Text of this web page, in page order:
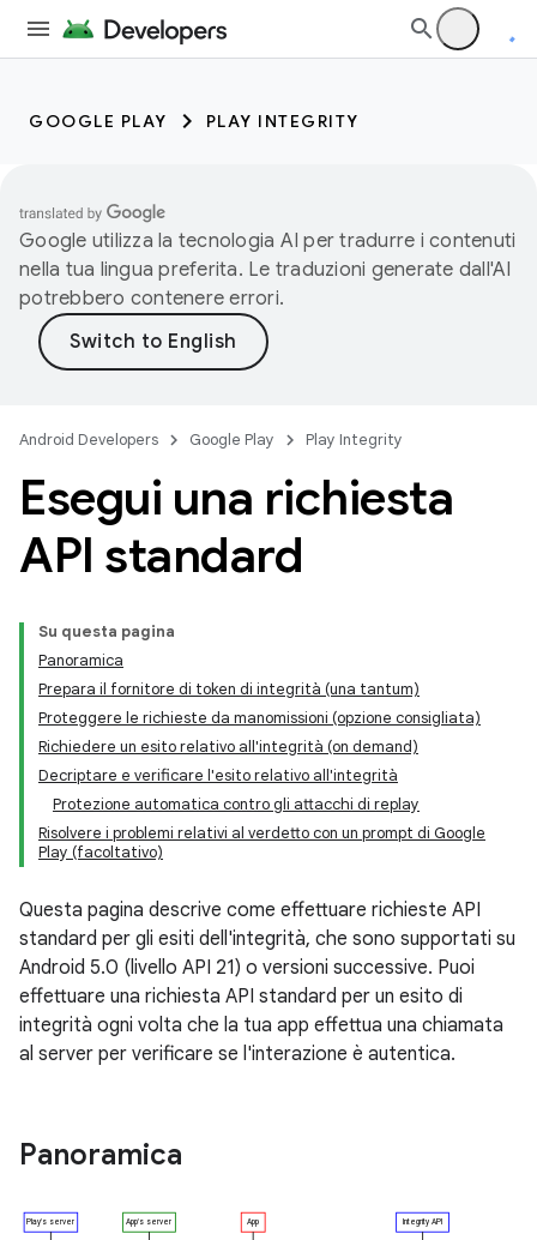
GOOGLE PLAY PLAY INTEGRITY
Google utilizza la tecnologia AI per tradurre i contenuti
nella tua lingua preferita. Le traduzioni generate dall'AI
potrebbero contenere errori.
Android Developers Google Play Play Integrity
Esegui una richiesta
API standard
Su questa pagina
Panoramica
Prepara il fornitore di token di integrità (una tantum)
Proteggere le richieste da manomissioni (opzione consigliata)
Richiedere un esito relativo all'integrità (on demand)
Decriptare e verificare l'esito relativo all'integrità
Protezione automatica contro gli attacchi di replay
Risolvere i problemi relativi al verdetto con un prompt di Google
Play (facoltativo)
Questa pagina descrive come effettuare richieste API
standard per gli esiti dell'integrità, che sono supportati su
Android 5.0 (livello API 21) o versioni successive. Puoi
effettuare una richiesta API standard per un esito di
integrità ogni volta che la tua app effettua una chiamata
al server per verificare se l'interazione è autentica.
Panoramica